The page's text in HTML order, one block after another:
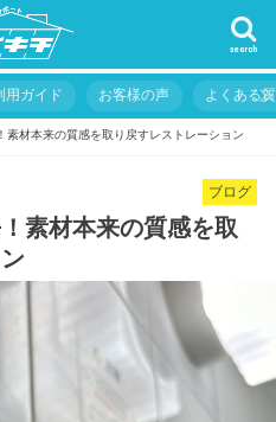
search
用ガイド お客様の声 よくある
素材本来の質感を取り戻すレストレーション
ブログ
素材本来の質感を取